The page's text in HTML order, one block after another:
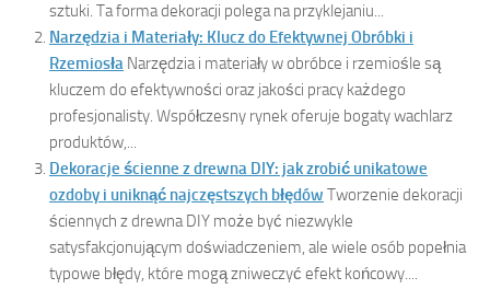
sztuki. Ta forma dekoracji polega na przyklejaniu...
Narzędzia i Materiały: Klucz do Efektywnej Obróbki i
Rzemiosła Narzędzia i materiały w obróbce i rzemiośle są
kluczem do efektywności oraz jakości pracy każdego
profesjonalisty. Współczesny rynek oferuje bogaty wachlarz
produktów,...
Dekoracje ścienne z drewna DIY: jak zrobić unikatowe
ozdoby i uniknąć najczęstszych błędów Tworzenie dekoracji
ściennych z drewna DIY może być niezwykle
satysfakcjonującym doświadczeniem, ale wiele osób popełnia
typowe błędy, które mogą zniweczyć efekt końcowy....